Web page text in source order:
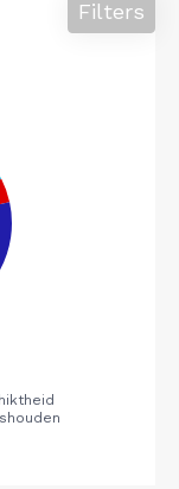
Filters